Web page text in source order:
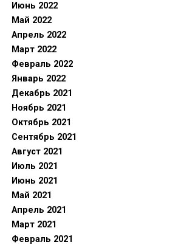
Июнь 2022
Май 2022
Апрель 2022
Март 2022
Февраль 2022
Январь 2022
Декабрь 2021
Ноябрь 2021
Октябрь 2021
Сентябрь 2021
Август 2021
Июль 2021
Июнь 2021
Май 2021
Апрель 2021
Март 2021
Февраль 2021